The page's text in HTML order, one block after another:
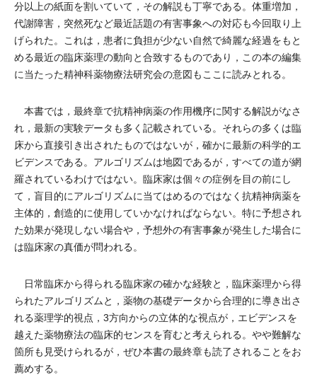
分以上の紙面を割いていて，その解説も丁寧である。体重増加，
代謝障害，突然死など最近話題の有害事象への対応も今回取り上
げられた。これは，患者に負担が少ない自然で綺麗な経過をもと
める最近の臨床薬理の動向と合致するものであり，この本の編集
に当たった精神科薬物療法研究会の意図もここに読みとれる。
本書では，最終章で抗精神病薬の作用機序に関する解説がなさ
れ，最新の実験データも多く記載されている。それらの多くは臨
床から直接引き出されたものではないが，確かに最新の科学的エ
ビデンスである。アルゴリズムは地図であるが，すべての道が網
羅されているわけではない。臨床家は個々の症例を目の前にし
て，盲目的にアルゴリズムに当てはめるのではなく抗精神病薬を
主体的，創造的に使用していかなければならない。特に予想され
た効果が発現しない場合や，予想外の有害事象が発生した場合に
は臨床家の真価が問われる。
日常臨床から得られる臨床家の確かな経験と，臨床薬理から得
られたアルゴリズムと，薬物の基礎データから合理的に導き出さ
れる薬理学的視点，3方向からの立体的な視点が，エビデンスを
越えた薬物療法の臨床的センスを育むと考えられる。やや難解な
箇所も見受けられるが，ぜひ本書の最終章も読了されることをお
薦めする。